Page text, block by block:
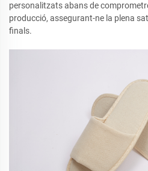
personalitzats abans de
producció, assegurant-ne la plena
finals.